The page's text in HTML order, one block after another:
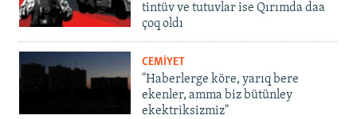
tintüv ve tutuvlar ise Qırımda daa
çoq oldı
CEMİYET
"Haberlerge köre, yarıq bere
ekenler, amma biz bütünley
ekektriksizmiz"